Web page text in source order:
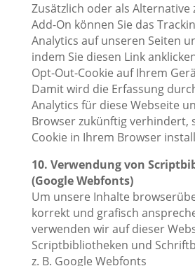
Zusätzlich oder als Alternative
Add-On können Sie das
Analytics auf unseren Seiten
indem Sie diesen Link
Opt-Out-Cookie auf Ihrem
Damit wird die Erfassung
Analytics für diese Webseite
Browser zukünftig verhindert,
Cookie in Ihrem Browser
10. Verwendung von
(Google Webfonts)
Um unsere Inhalte
korrekt und grafisch
verwenden wir auf dieser
Scriptbibliotheken und
z. B. Google Webfonts